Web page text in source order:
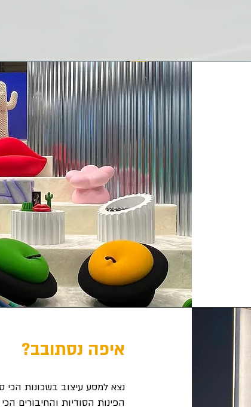
איפה נסתובב?
נצא למסע עיצוב בשכונות הכי
הפינות הסודיות והחיבורים